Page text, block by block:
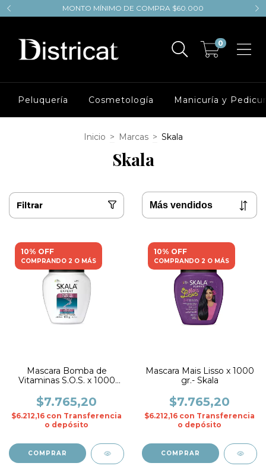
MONTO MÍNIMO DE COMPRA $60.000
0
Peluquería Cosmetología Manicuría y
Inicio > Marcas > Skala
Skala
Filtrar
10% OFF
COMPRANDO 2 O MÁS
Mascara Bomba de
Vitaminas S.O.S. x 1000
$7.765,20
$6.212,16 con Transferencia
o depósito
10% OFF
COMPRANDO 2 O MÁS
Mascara Mais Lisso x 1000
gr.- Skala
$7.765,20
$6.212,16 con Transferencia
o depósito